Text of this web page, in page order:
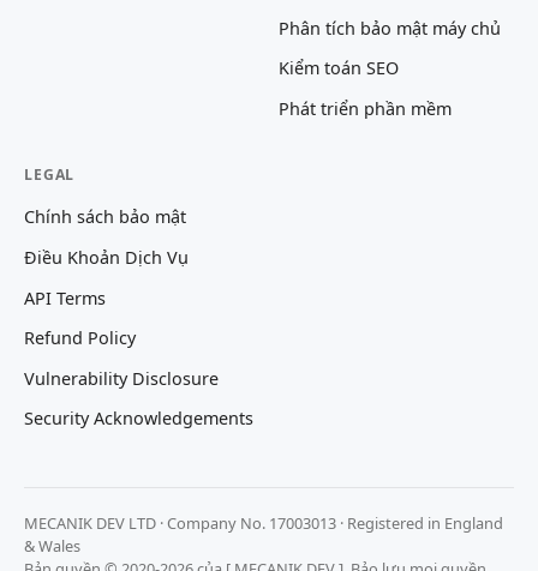
Phân tích bảo mật máy chủ
Kiểm toán SEO
Phát triển phần mềm
LEGAL
Chính sách bảo mật
Điều Khoản Dịch Vụ
API Terms
Refund Policy
Vulnerability Disclosure
Security Acknowledgements
MECANIK DEV LTD · Company No. 17003013 · Registered in England
& Wales